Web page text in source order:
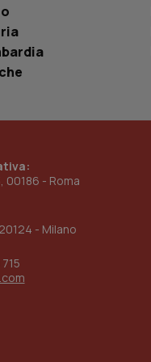
00186 - Roma
- Milano